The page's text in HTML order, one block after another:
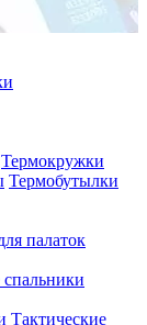
Термокружки
Термобутылки
палаток
спальники
Тактические